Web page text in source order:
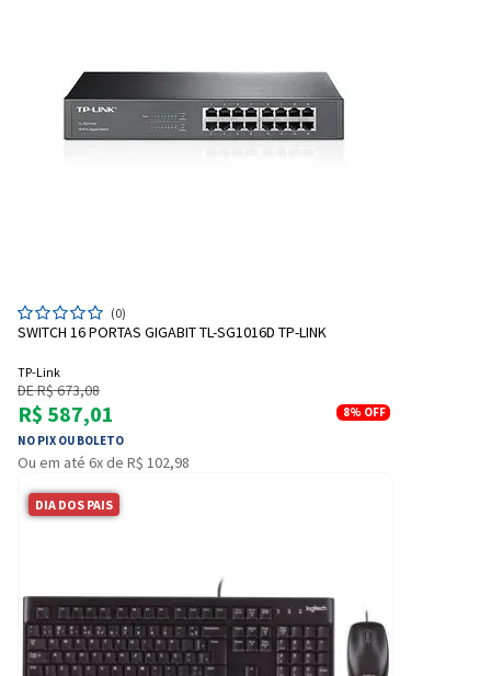
(0)
SWITCH 16 PORTAS GIGABIT TL-SG1016D TP-LINK
TP-Link
DE R$ 673,08
R$ 587,01
NO PIX OU BOLETO
8% OFF
Ou em até 6x de R$ 102,98
DIA DOS PAIS